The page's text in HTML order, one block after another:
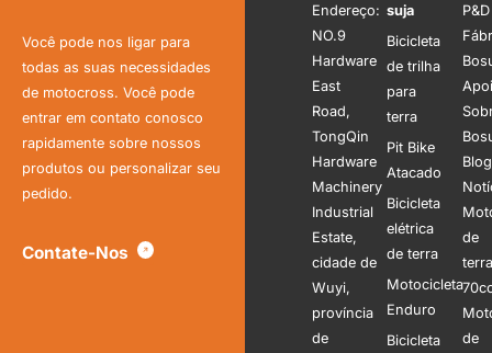
Você pode nos ligar para
todas as suas necessidades
de motocross. Você pode
entrar em contato conosco
rapidamente sobre nossos
produtos ou personalizar seu
pedido.
Contate-Nos
Endereço:
NO.9
Hardware
East
Road,
TongQin
Hardware
Machinery
Industrial
Estate,
cidade de
Wuyi,
província
de
suja
Bicicleta
de trilha
para
terra
Pit Bike
Atacado
Bicicleta
elétrica
de terra
Motocicleta
Enduro
Bicicleta
P&D
de
terra
de